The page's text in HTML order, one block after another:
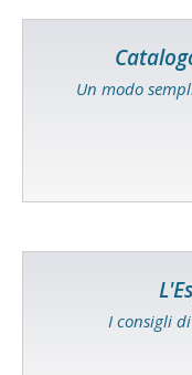
Un modo
I consigli